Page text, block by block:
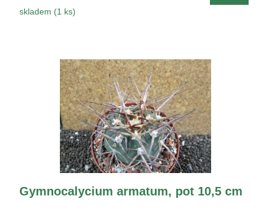
skladem (1 ks)
Gymnocalycium armatum, pot 10,5 cm